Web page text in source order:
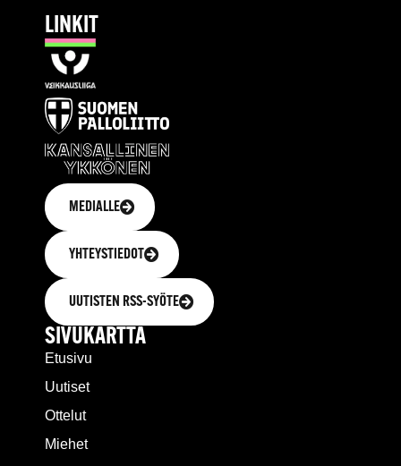
LINKIT
MEDIALLE
YHTEYSTIEDOT
UUTISTEN RSS-SYÖTE
SIVUKARTTA
Etusivu
Uutiset
Ottelut
Miehet